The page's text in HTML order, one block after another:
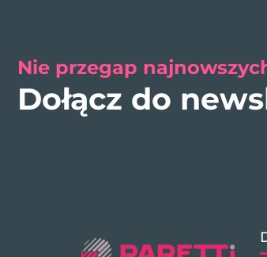
Nie przegap
Dołącz do